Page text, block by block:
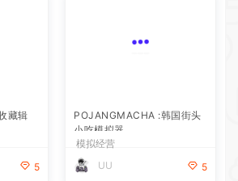
藏辑
5
POJANGMACHA :韩国街头
小吃模拟器
模拟经营
UU
5